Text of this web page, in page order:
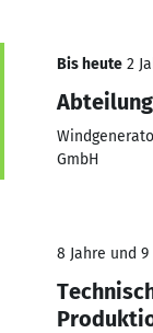
Bis heute 2
GmbH
8 Jahre und 9